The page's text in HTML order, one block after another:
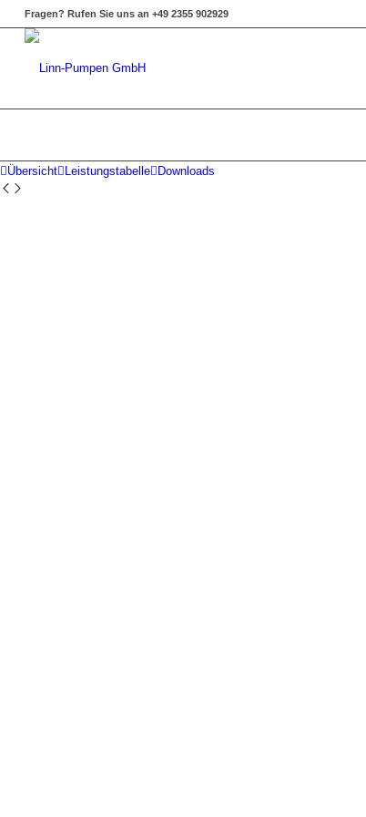
Fragen? Rufen Sie uns an +49 2355 902929
Übersicht Leistungstabelle Downloads